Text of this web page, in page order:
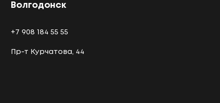
Волгодонск
+7 908 184 55 55
Пр-т Курчатова, 44